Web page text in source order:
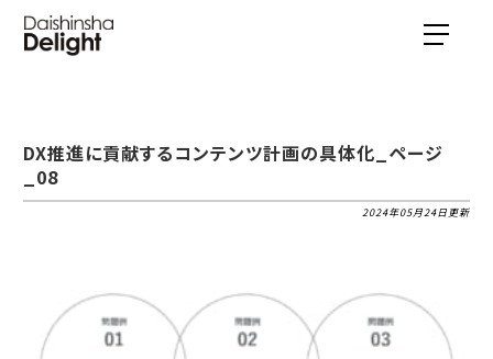
DX推進に貢献するコンテンツ計画の具体化_ページ
_08
2024年05月24日更新